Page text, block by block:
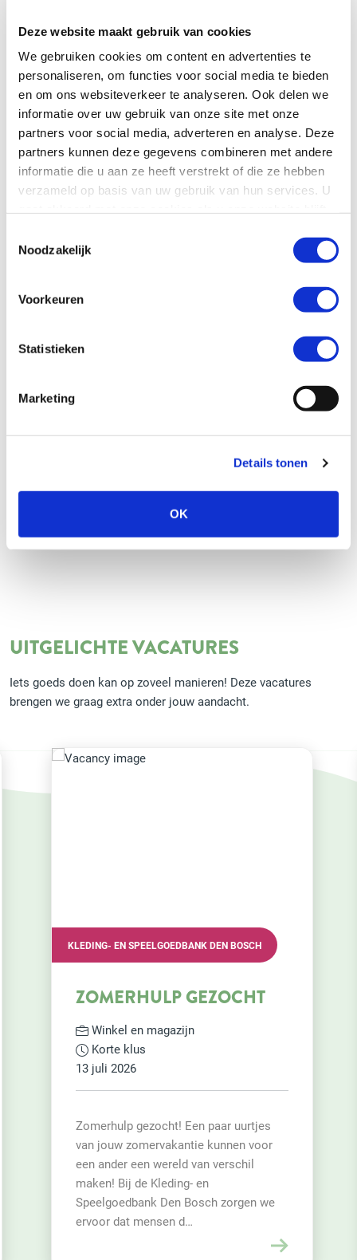
Deze website maakt gebruik van cookies
We gebruiken cookies om content en advertenties te
personaliseren, om functies voor social media te bieden
en om ons websiteverkeer te analyseren. Ook delen we
informatie over uw gebruik van onze site met onze
partners voor social media, adverteren en analyse. Deze
partners kunnen deze gegevens combineren met andere
informatie die u aan ze heeft verstrekt of die ze hebben
verzameld op basis van uw gebruik van hun services. U
Noodzakelijk
Voorkeuren
Statistieken
Marketing
Details tonen
OK
In Nederland leven meer dan een miljoen mensen onder de
armoedegrens. De Voedselbank Den Bosch en omstreken helpt
wekelijks mensen, die het tijdelijk zelf niet redden, met het
verstrekken van levensmiddelen Dat doen we met een
enthousiaste groep vrijwilligers. Om dit belangrijke werk goed
te kunnen blijven doen, zijn we met spoed op zoek naar
vrijwilligers voor diverse functies.
Meer vacatures van Voedselbank Den Bosch en Omstreken (13)
Heb je interesse in deze vacature? Neem contact op
Monique Roestenberg
vrijwilligers@voedselbankdenbosch.nl
UITGELICHTE VACATURES
Iets goeds doen kan op zoveel manieren! Deze vacatures
brengen we graag extra onder jouw aandacht.
VRIJWILLIGERSVERENIGING HUMANITAS ’S-
HERTOGENBOSCH
VADER LEEST VOOR (VLV)
VRIJWILLIGERS!
Regelmatig werk
Voor het project Vader Leest Voor in de
PI Vught zijn wij op zoek naar 1 à 2
enthousiaste en betrokken vrijwilligers.